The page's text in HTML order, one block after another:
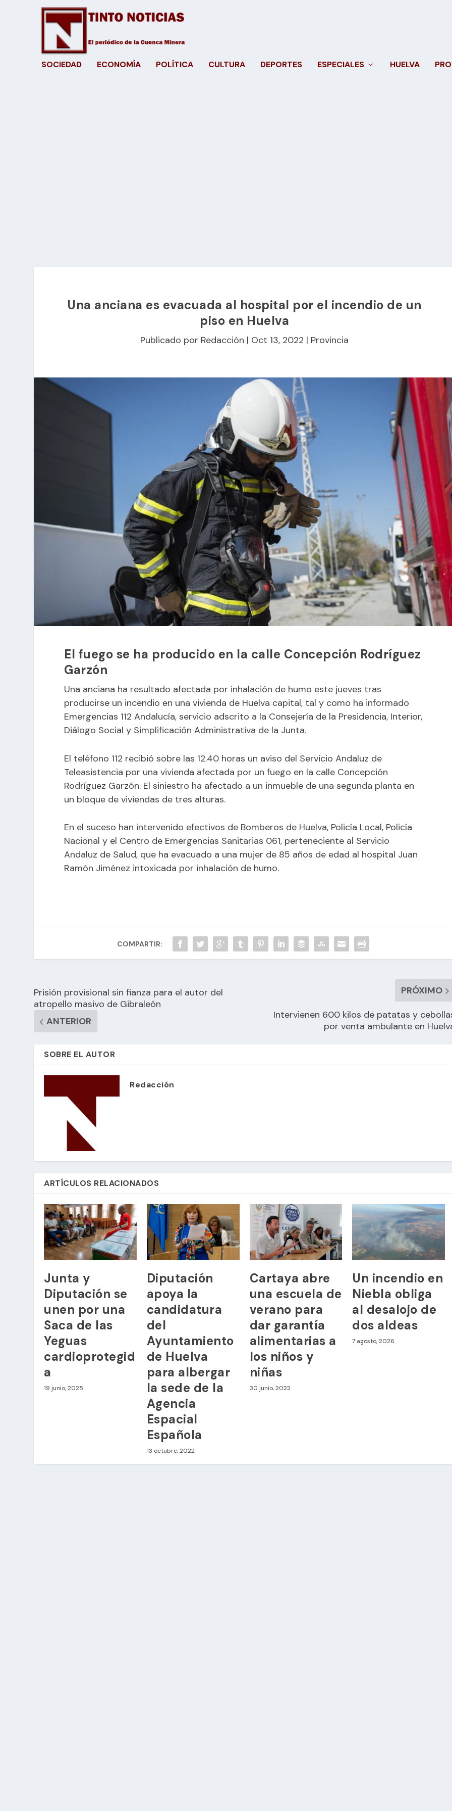
SOCIEDAD ECONOMÍA POLÍTICA CULTURA DEPORTES ESPECIALES HUELVA
Una anciana es evacuada al hospital por el incendio de un
piso en Huelva
Publicado por Redacción | Oct 13, 2022 | Provincia
El fuego se ha producido en la calle Concepción Rodríguez
Garzón
Una anciana ha resultado afectada por inhalación de humo este jueves tras
producirse un incendio en una vivienda de Huelva capital, tal y como ha informado
Emergencias 112 Andalucía, servicio adscrito a la Consejería de la Presidencia, Interior,
Diálogo Social y Simplificación Administrativa de la Junta.
El teléfono 112 recibió sobre las 12.40 horas un aviso del Servicio Andaluz de
Teleasistencia por una vivienda afectada por un fuego en la calle Concepción
Rodríguez Garzón. El siniestro ha afectado a un inmueble de una segunda planta en
un bloque de viviendas de tres alturas.
En el suceso han intervenido efectivos de Bomberos de Huelva, Policía Local, Policía
Nacional y el Centro de Emergencias Sanitarias 061, perteneciente al Servicio
Andaluz de Salud, que ha evacuado a una mujer de 85 años de edad al hospital Juan
Ramón Jiménez intoxicada por inhalación de humo.
COMPARTIR:
Prisión provisional sin fianza para el autor del
atropello masivo de Gibraleón
ANTERIOR
PRÓXIMO
Intervienen 600 kilos de patatas y
por venta ambulante en
SOBRE EL AUTOR
Redacción
ARTÍCULOS RELACIONADOS
Junta y
Diputación se
unen por una
Saca de las
Yeguas
cardioprotegid
a
19 junio, 2025
Diputación
apoya la
candidatura
del
Ayuntamiento
de Huelva
para albergar
la sede de la
Agencia
Espacial
Española
13 octubre, 2022
Cartaya abre
una escuela de
verano para
dar garantía
alimentarias a
los niños y
niñas
30 junio, 2022
Un incendio en
Niebla obliga
al desalojo de
dos aldeas
7 agosto, 2026